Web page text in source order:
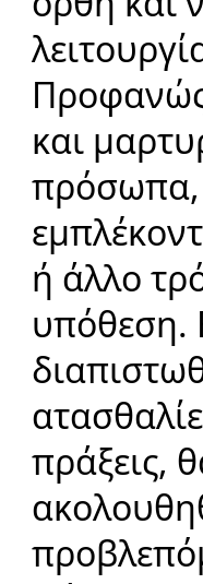
και
ή άλλο
υπόθεση.
πράξεις,